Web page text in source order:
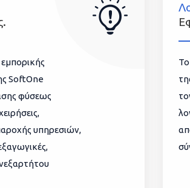
SoftOne
φύσεως
υπηρεσιών,